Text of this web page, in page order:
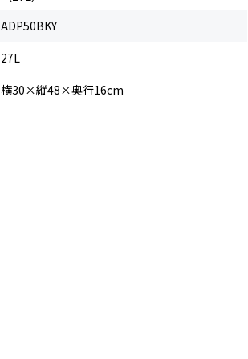
ADP50BKY
27L
横30×縦48×奥行16cm
※名入れ商品の場合は、ご入金確認後7営業日